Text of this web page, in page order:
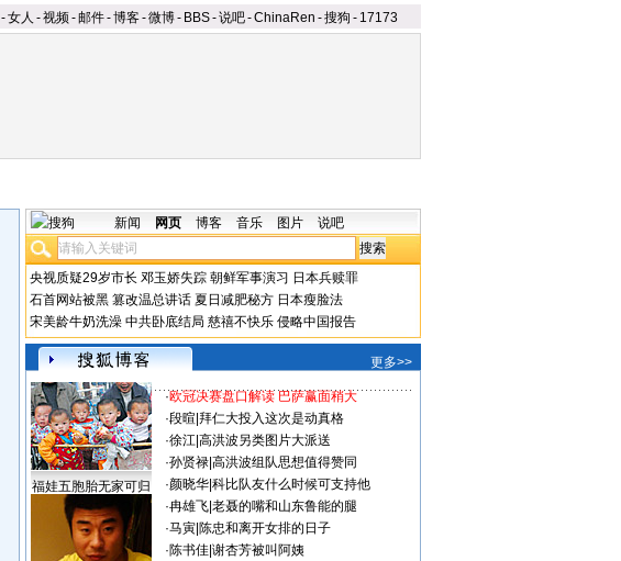
-女人 -视频-邮件-博客-微博- BBS-说吧-ChinaRen -搜狗 - 17173
新闻 网页 博客 音乐 图片 说吧
央视质疑29岁市长 邓玉娇失踪 朝鲜军事演习 日本兵赎罪
石首网站被黑 篡改温总讲话 夏日减肥秘方 日本瘦脸法
宋美龄牛奶洗澡 中共卧底结局 慈禧不快乐 侵略中国报告
更多>>
福娃五胞胎无家可归
·欧冠决赛盘口解读 巴萨赢面稍大
·段暄 拜仁大投入这次是动真格
·徐江| 高洪波另类图片大派送
·孙贤禄| 高洪波组队思想值得赞同
·颜晓华| 科比队友什么时候可支持他
·冉雄飞| 老聂的嘴和山东鲁能的腿
·马寅| 陈忠和离开女排的日子
·陈书佳| 谢杏芳被叫阿姨